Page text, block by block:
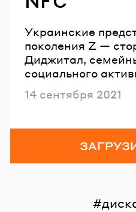
Украинские
поколения Z —
Диджитал,
социального
Опубликовано
14 сентября 2021